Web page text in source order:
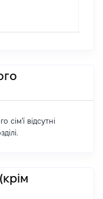
сім'ї відсутні